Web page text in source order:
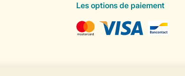
Les options de paiement